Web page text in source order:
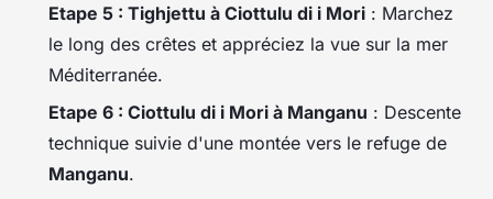
Etape 5 : Tighjettu à Ciottulu di i Mori : Marchez
le long des crêtes et appréciez la vue sur la mer
Méditerranée.
Etape 6 : Ciottulu di i Mori à Manganu : Descente
technique suivie d'une montée vers le refuge de
Manganu.